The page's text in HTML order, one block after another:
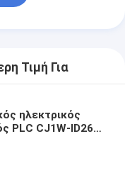
Τιμή Για
ηλεκτρικός
PLC CJ1W-ID261